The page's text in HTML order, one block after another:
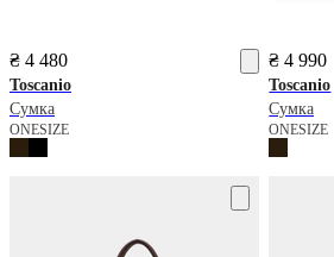
₴ 4 480
Toscanio
Сумка
ONESIZE
₴ 4 990
Toscanio
Сумка
ONESIZE